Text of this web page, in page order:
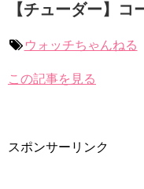
【チューダー】コ
ウォッチちゃんねる
この記事を見る
スポンサーリンク